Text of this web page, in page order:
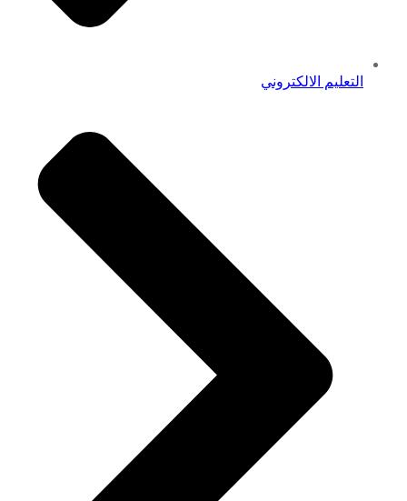
التعليم الالكتروني